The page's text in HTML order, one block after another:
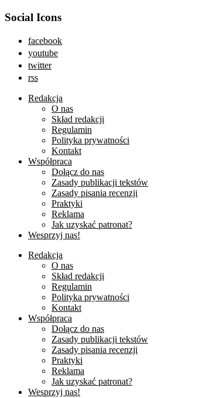
Social Icons
facebook
youtube
twitter
rss
Redakcja
O nas
Skład redakcji
Regulamin
Polityka prywatności
Kontakt
Współpraca
Dołącz do nas
Zasady publikacji tekstów
Zasady pisania recenzji
Praktyki
Reklama
Jak uzyskać patronat?
Wesprzyj nas!
Redakcja
O nas
Skład redakcji
Regulamin
Polityka prywatności
Kontakt
Współpraca
Dołącz do nas
Zasady publikacji tekstów
Zasady pisania recenzji
Praktyki
Reklama
Jak uzyskać patronat?
Wesprzyj nas!